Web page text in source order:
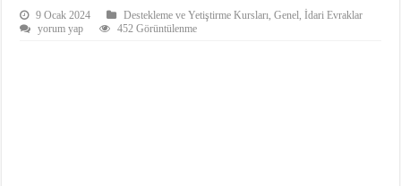
9 Ocak 2024 Destekleme ve Yetiştirme Kursları ,Genel ,İdari Evraklar
yorum yap
452 Görüntülenme